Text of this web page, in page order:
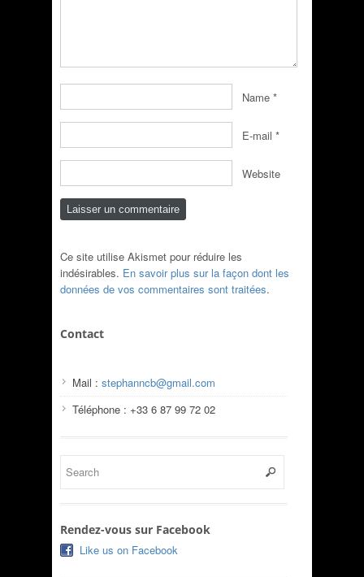
Name *
E-mail *
Website
Ce site utilise Akismet pour réduire les
indésirables. En savoir plus sur la façon dont les
données de vos commentaires sont traitées.
Contact
Mail : stephanncb@gmail.com
Téléphone : +33 6 87 99 72 02
Rendez-vous sur Facebook
Like us on Facebook